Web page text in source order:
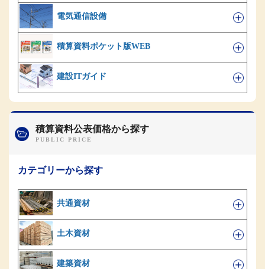
電気通信設備
積算資料ポケット版WEB
建設ITガイド
積算資料公表価格から探す
カテゴリーから探す
共通資材
土木資材
建築資材